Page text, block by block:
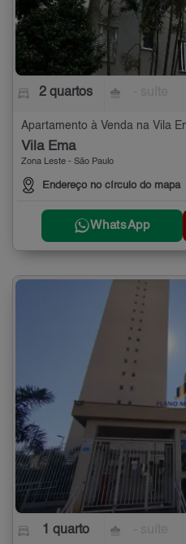
2 quartos
Apartamento à Venda na Vila
Vila Ema
Zona Leste - São Paulo
Endereço no círculo do mapa
WhatsApp
1 quarto